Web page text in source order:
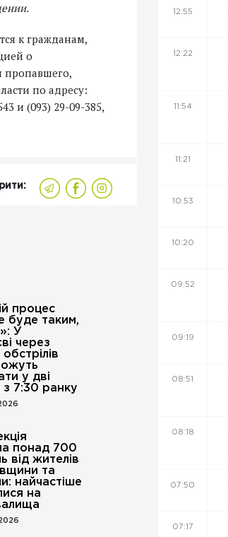
к гражданам,
о
пропавшего,
по адресу:
и (093) 29-09-385,
процес
буде таким,
У
через
у дві
з 7:30 ранку
понад 700
від жителів
та
найчастіше
на
12:55
12:22
11:54
11:21
10:53
10:20
09:52
09:19
08:51
08:18
07:50
07:17